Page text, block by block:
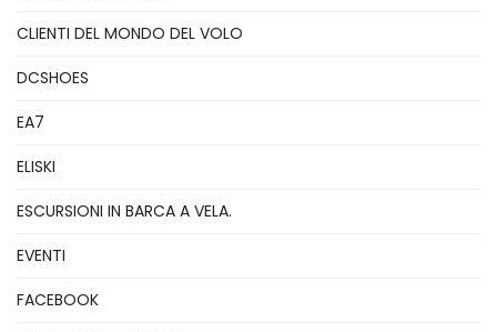
CLIENTI DEL MONDO DEL VOLO
DCSHOES
EA7
ELISKI
ESCURSIONI IN BARCA A VELA.
EVENTI
FACEBOOK